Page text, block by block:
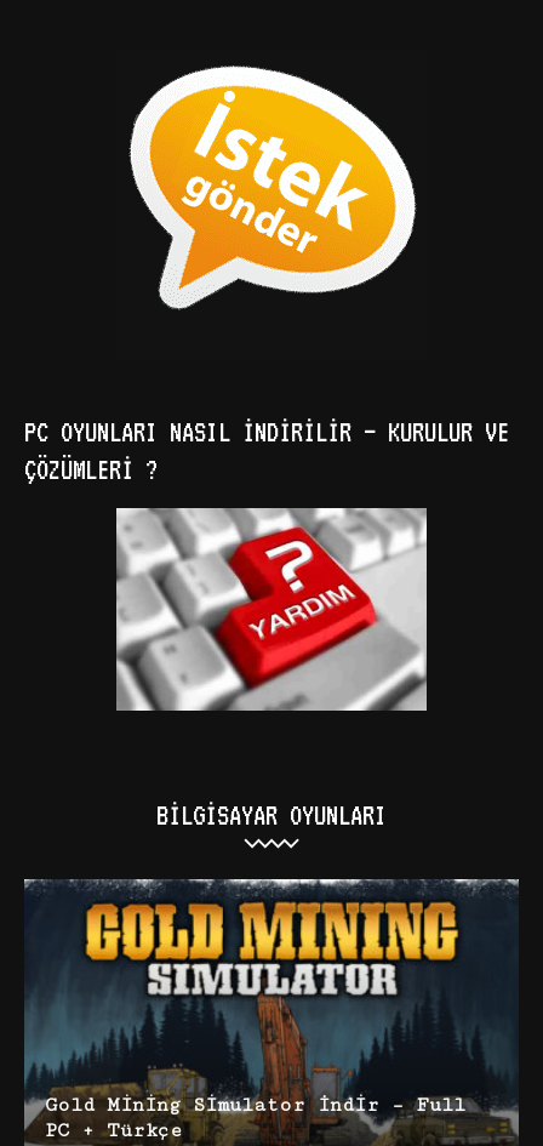
PC OYUNLARI NASIL İNDIRILIR – KURULUR VE
ÇÖZÜMLERI ?
BILGISAYAR OYUNLARI
Gold Mining Simulator İndir – Full
PC + Türkçe